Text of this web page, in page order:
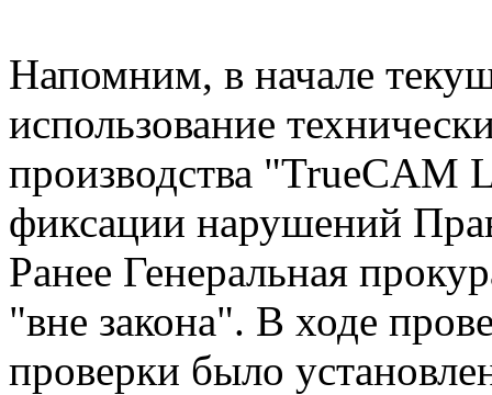
Напомним, в начале
использование
производства
фиксации нарушений
Ранее Генеральная
"вне закона". В ходе
проверки было